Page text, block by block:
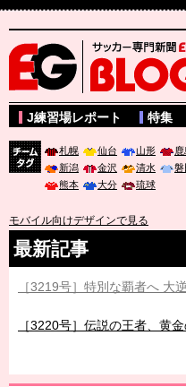
サッカー専門新聞ELGOLAZO web
J練習場レポート 特集
札幌 仙台 山形 鹿
新潟
金沢 清水 磐
熊本
大分 琉球
モバイル向けデザインで見る
最新記事
［3219号］特別な覇者へ 大
［3220号］伝説の王者、黄
［3230号］世界一への夢は